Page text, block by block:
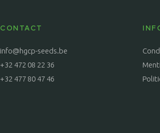
CONTACT
info@hgcp-seeds.be
+32 472 08 22 36
+32 477 80 47 46